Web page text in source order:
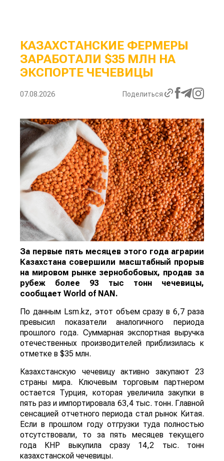
КАЗАХСТАНСКИЕ ФЕРМЕРЫ
ЗАРАБОТАЛИ $35 МЛН НА
ЭКСПОРТЕ ЧЕЧЕВИЦЫ
07.08.2026 Поделиться
За первые пять месяцев этого года аграрии
Казахстана совершили масштабный прорыв
на мировом рынке зернобобовых, продав за
рубеж более 93 тыс тонн чечевицы,
сообщает World of NAN.
По данным Lsm.kz, этот объем сразу в 6,7 раза
превысил показатели аналогичного периода
прошлого года. Суммарная экспортная выручка
отечественных производителей приблизилась к
отметке в $35 млн.
Казахстанскую чечевицу активно закупают 23
страны мира. Ключевым торговым партнером
остается Турция, которая увеличила закупки в
пять раз и импортировала 63,4 тыс. тонн. Главной
сенсацией отчетного периода стал рынок Китая.
Если в прошлом году отгрузки туда полностью
отсутствовали, то за пять месяцев текущего
года КНР выкупила сразу 14,2 тыс. тонн
казахстанской чечевицы.